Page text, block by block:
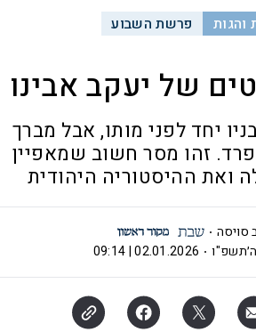
והגות פרשת השבוע
של יעקב אבינו
יחד לפני מותו, אבל מברך
זהו מסר חשוב שמאפיין
ואת ההיסטוריה היהודית
סויסה
02.01.2026 | 09:14